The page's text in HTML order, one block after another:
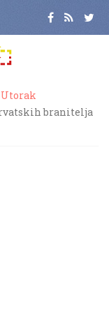
Utorak
branitelja